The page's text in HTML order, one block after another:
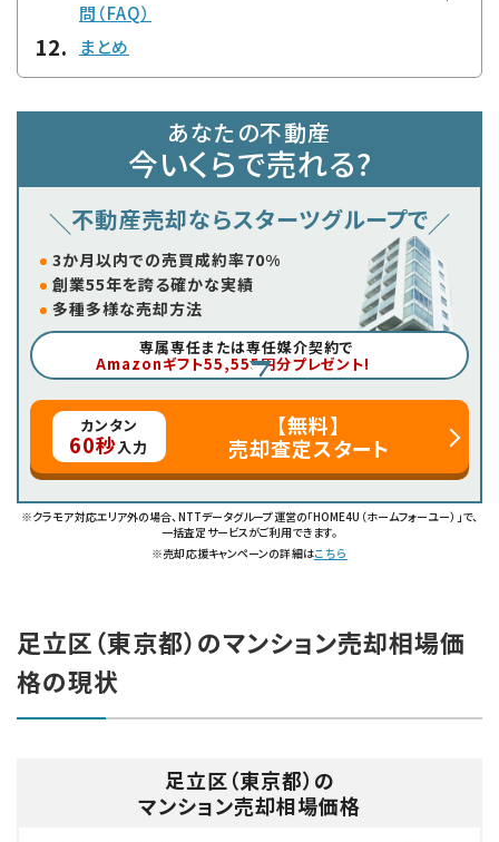
問（FAQ）
まとめ
あなたの不動産
今いくらで売れる?
不動産売却ならスターツグループで
3か月以内での売買成約率70%
創業55年を誇る確かな実績
多種多様な売却方法
専属専任または専任媒介契約で
Amazonギフト55,555円分プレゼント!
カンタン
60秒入力
【無料】
売却査定スタート
※クラモア対応エリア外の場合、NTTデータグループ運営の「HOME4U（ホームフォーユー）」で、
一括査定サービスがご利用できます。
※売却応援キャンペーンの詳細はこちら
足立区（東京都）のマンション売却相場価
格の現状
足立区（東京都）の
マンション売却相場価格